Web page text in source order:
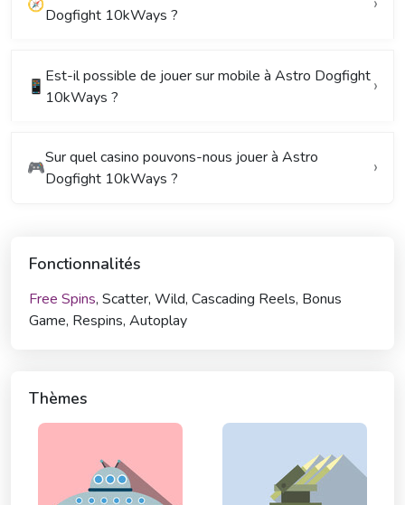
🧭
Dogfight 10kWays ?
📱
Est-il possible de jouer sur mobile à Astro Dogfight
10kWays ?
🎮
Sur quel casino pouvons-nous jouer à Astro
Dogfight 10kWays ?
Fonctionnalités
Free Spins, Scatter, Wild, Cascading Reels, Bonus
Game, Respins, Autoplay
Thèmes